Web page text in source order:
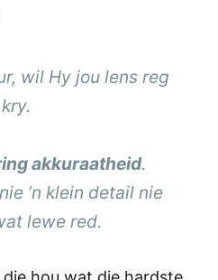
wil Hy jou lens reg
kry.
akkuraatheid.
’n klein detail nie
lewe red.